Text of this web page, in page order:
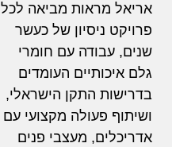
אריאל מראות מביאה לכל
פרויקט ניסיון של כעשר
שנים, עבודה עם חומרי
גלם איכותיים העומדים
בדרישות התקן הישראלי,
ושיתוף פעולה מקצועי עם
אדריכלים, מעצבי פנים